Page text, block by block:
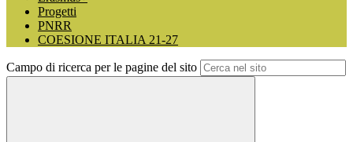
Progetti
PNRR
COESIONE ITALIA 21-27
Campo di ricerca per le pagine del sito